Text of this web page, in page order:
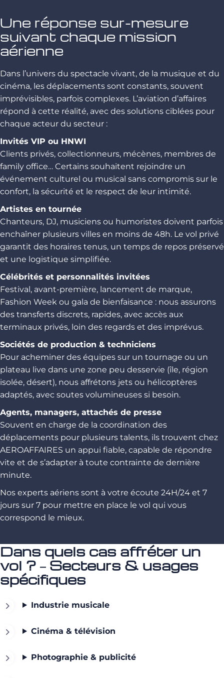
Une réponse sur-mesure
suivant chaque mission
aérienne
Dans l’univers du spectacle vivant, de la musique et du
cinéma, les déplacements sont constants, souvent
imprévisibles, parfois complexes. L’aviation d’affaires
répond à cette réalité, avec des solutions ciblées pour
chaque acteur du secteur :
Invités VIP ou HNWI
Clients privés, collectionneurs, mécènes, membres de
family office… Certains souhaitent rejoindre un
événement culturel ou musical sans compromis sur le
confort, la sécurité et le respect de leur intimité.
Artistes en tournée
Chanteurs, DJ, musiciens ou humoristes doivent parfois
enchaîner plusieurs villes en moins de 48h. Le vol privé
garantit des horaires tenus, un temps de repos préservé
et une logistique simplifiée.
Célébrités et personnalités invitées
Festival, avant-première, lancement de marque,
Fashion Week ou gala de bienfaisance : nous assurons
des transferts discrets, rapides, avec accès aux
terminaux privés, loin des regards et des imprévus.
Sociétés de production & techniciens
Pour acheminer des équipes sur un tournage ou un
plateau live dans une zone peu desservie (île, région
isolée, désert), nous affrétons jets ou hélicoptères
adaptés, avec soutes volumineuses si besoin.
Agents, managers, attachés de presse
Souvent en charge de la coordination des
déplacements pour plusieurs talents, ils trouvent chez
AEROAFFAIRES un appui fiable, capable de répondre
vite et de s’adapter à toute contrainte de dernière
minute.
Nos experts aériens sont à votre écoute 24H/24 et 7
jours sur 7 pour mettre en place le vol qui vous
correspond le mieux.
Dans quels cas affréter un
vol ? – Secteurs & usages
spécifiques
Industrie musicale
Cinéma & télévision
Photographie & publicité